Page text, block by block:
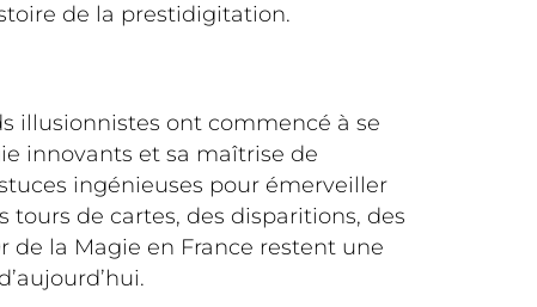
de la prestidigitation.
illusionnistes ont commencé à se
innovants et sa maîtrise de
ingénieuses pour émerveiller
de cartes, des disparitions, des
de la Magie en France restent une